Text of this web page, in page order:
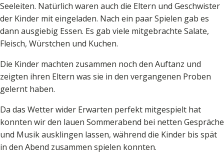
Seeleiten. Natürlich waren auch die Eltern und Geschwister
der Kinder mit eingeladen. Nach ein paar Spielen gab es
dann ausgiebig Essen. Es gab viele mitgebrachte Salate,
Fleisch, Würstchen und Kuchen.
Die Kinder machten zusammen noch den Auftanz und
zeigten ihren Eltern was sie in den vergangenen Proben
gelernt haben.
Da das Wetter wider Erwarten perfekt mitgespielt hat
konnten wir den lauen Sommerabend bei netten Gespräche
und Musik ausklingen lassen, während die Kinder bis spät
in den Abend zusammen spielen konnten.